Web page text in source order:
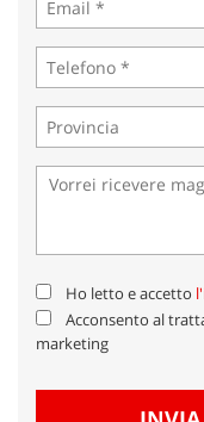
Ho letto e accetto
Acconsento al
marketing
Cookie delle
Cookie per il
Cookie
Leggi
la
cookie